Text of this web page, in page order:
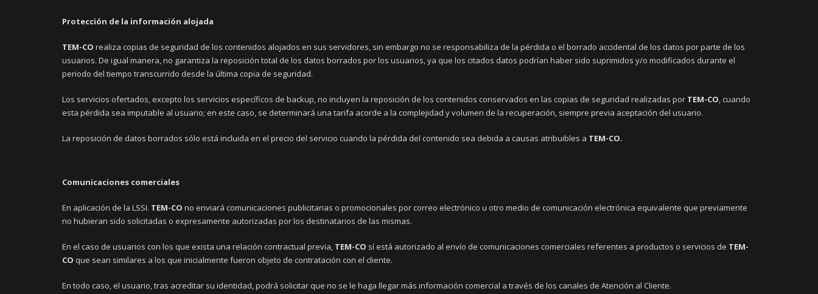
Protección de la información alojada
TEM-CO realiza copias de seguridad de los contenidos alojados en sus servidores, sin embargo no se responsabiliza de la pérdida o el borrado accidental de los datos por parte de los
usuarios. De igual manera, no garantiza la reposición total de los datos borrados por los usuarios, ya que los citados datos podrían haber sido suprimidos y/o modificados durante el
periodo del tiempo transcurrido desde la última copia de seguridad.
Los servicios ofertados, excepto los servicios específicos de backup, no incluyen la reposición de los contenidos conservados en las copias de seguridad realizadas por TEM-CO, cuando
esta pérdida sea imputable al usuario; en este caso, se determinará una tarifa acorde a la complejidad y volumen de la recuperación, siempre previa aceptación del usuario.
La reposición de datos borrados sólo está incluida en el precio del servicio cuando la pérdida del contenido sea debida a causas atribuibles a TEM-CO.
Comunicaciones comerciales
En aplicación de la LSSI. TEM-CO no enviará comunicaciones publicitarias o promocionales por correo electrónico u otro medio de comunicación electrónica equivalente que previamente
no hubieran sido solicitadas o expresamente autorizadas por los destinatarios de las mismas.
En el caso de usuarios con los que exista una relación contractual previa, TEM-CO sí está autorizado al envío de comunicaciones comerciales referentes a productos o servicios de TEM-
CO que sean similares a los que inicialmente fueron objeto de contratación con el cliente.
En todo caso, el usuario, tras acreditar su identidad, podrá solicitar que no se le haga llegar más información comercial a través de los canales de Atención al Cliente.